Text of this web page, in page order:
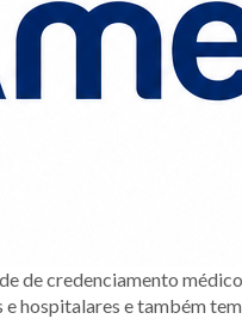
de credenciamento
hospitalares e também